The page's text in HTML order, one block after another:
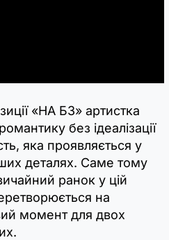
«НА БЗ» артистка
без ідеалізації
яка проявляється у
деталях. Саме тому
ранок у цій
на
момент для двох